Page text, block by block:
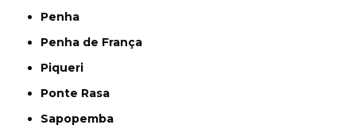
Penha
Penha de França
Piqueri
Ponte Rasa
Sapopemba